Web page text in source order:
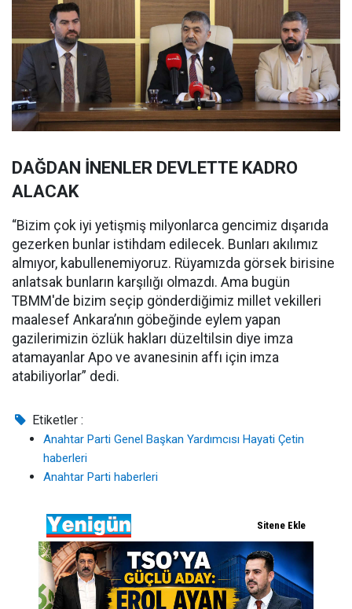
DAĞDAN İNENLER DEVLETTE KADRO
ALACAK
“Bizim çok iyi yetişmiş milyonlarca gencimiz dışarıda
gezerken bunlar istihdam edilecek. Bunları akılımız
almıyor, kabullenemiyoruz. Rüyamızda görsek birisine
anlatsak bunların karşılığı olmazdı. Ama bugün
TBMM'de bizim seçip gönderdiğimiz millet vekilleri
maalesef Ankara’nın göbeğinde eylem yapan
gazilerimizin özlük hakları düzeltilsin diye imza
atamayanlar Apo ve avanesinin affı için imza
atabiliyorlar” dedi.
Etiketler :
Anahtar Parti Genel Başkan Yardımcısı Hayati Çetin
haberleri
Anahtar Parti haberleri